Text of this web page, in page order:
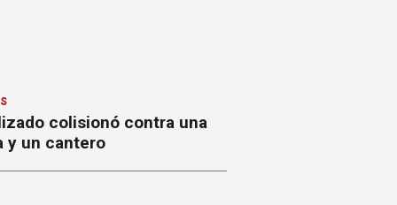
colisionó contra una
y un cantero